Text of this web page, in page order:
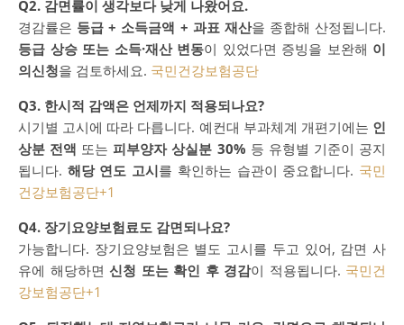
Q2. 감면률이 생각보다 낮게 나왔어요.
경감률은 등급 + 소득금액 + 과표 재산을 종합해 산정됩니다.
등급 상승 또는 소득·재산 변동이 있었다면 증빙을 보완해 이
의신청을 검토하세요. 국민건강보험공단
Q3. 한시적 감액은 언제까지 적용되나요?
시기별 고시에 따라 다릅니다. 예컨대 부과체계 개편기에는 인
상분 전액 또는피부양자 상실분 30% 등 유형별 기준이 공지
됩니다. 해당 연도 고시를 확인하는 습관이 중요합니다. 국민
건강보험공단+1
Q4. 장기요양보험료도 감면되나요?
가능합니다. 장기요양보험은 별도 고시를 두고 있어, 감면 사
유에 해당하면 신청 또는 확인 후 경감이 적용됩니다. 국민건
강보험공단+1